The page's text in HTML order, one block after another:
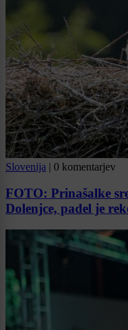
Slovenija | 0 komentarjev
FOTO: Prinašalke
Dolenjce, padel je